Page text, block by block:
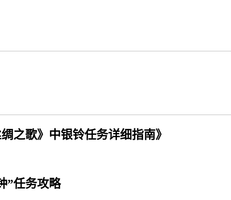
之歌》中银铃任务详细指南》
”任务攻略